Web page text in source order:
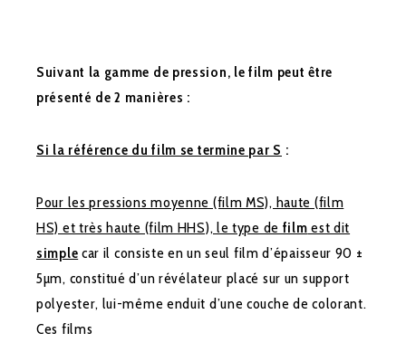
Suivant la gamme de pression, le film peut être
présenté de 2 manières :
Si la référence du film se termine par S :
Pour les pressions moyenne (film MS), haute (film
HS) et très haute (film HHS), le type de film est dit
simple car il consiste en un seul film d’épaisseur 90 ±
5µm, constitué d’un révélateur placé sur un support
polyester, lui-même enduit d’une couche de colorant.
Ces films